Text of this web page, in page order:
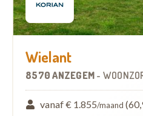
Wielant
8570 ANZEGEM -
vanaf € 1.855/maand